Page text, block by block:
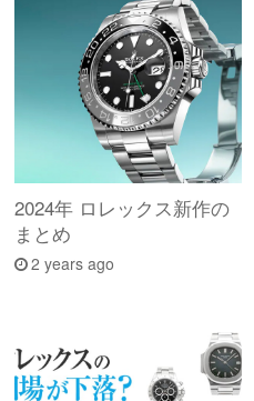
2024年 ロレックス新作の
まとめ
2 years ago